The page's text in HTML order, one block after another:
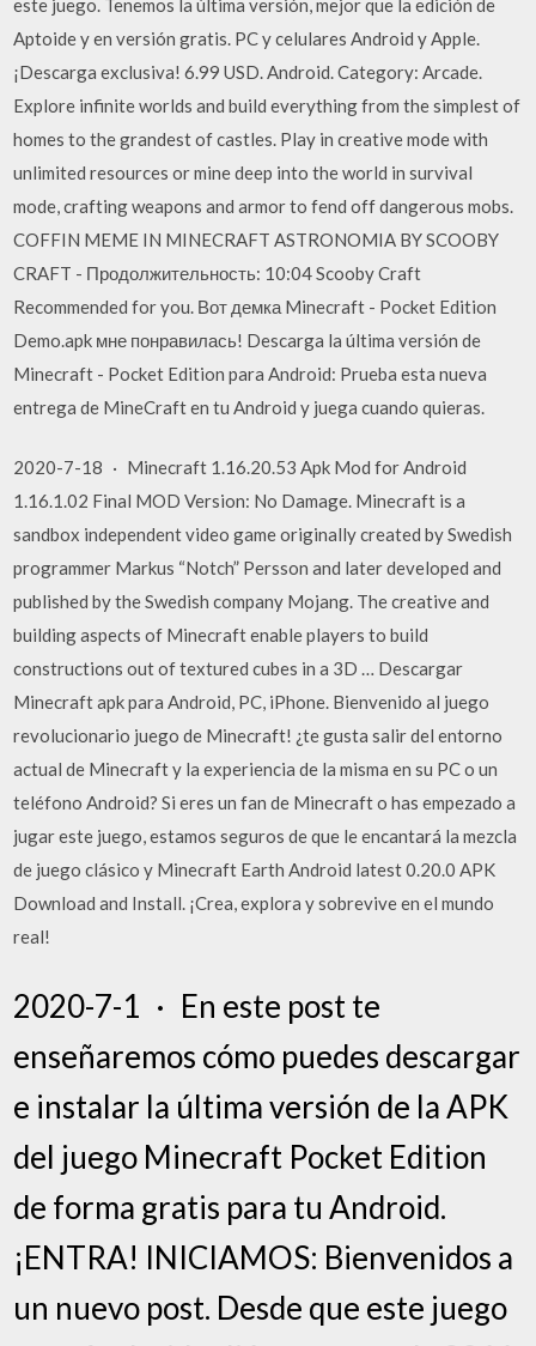
Aptoide y en versión gratis. PC y celulares Android y Apple.
¡Descarga exclusiva! 6.99 USD. Android. Category: Arcade.
Explore infinite worlds and build everything from the simplest of
homes to the grandest of castles. Play in creative mode with
unlimited resources or mine deep into the world in survival
mode, crafting weapons and armor to fend off dangerous mobs.
COFFIN MEME IN MINECRAFT ASTRONOMIA BY SCOOBY
CRAFT - Продолжительность: 10:04 Scooby Craft
Recommended for you. Вот демка Minecraft - Pocket Edition
Demo.apk мне понравилась! Descarga la última versión de
Minecraft - Pocket Edition para Android: Prueba esta nueva
entrega de MineCraft en tu Android y juega cuando quieras.
2020-7-18 · Minecraft 1.16.20.53 Apk Mod for Android
1.16.1.02 Final MOD Version: No Damage. Minecraft is a
sandbox independent video game originally created by Swedish
programmer Markus “Notch” Persson and later developed and
published by the Swedish company Mojang. The creative and
building aspects of Minecraft enable players to build
constructions out of textured cubes in a 3D … Descargar
Minecraft apk para Android, PC, iPhone. Bienvenido al juego
revolucionario juego de Minecraft! ¿te gusta salir del entorno
actual de Minecraft y la experiencia de la misma en su PC o un
teléfono Android? Si eres un fan de Minecraft o has empezado a
jugar este juego, estamos seguros de que le encantará la mezcla
de juego clásico y Minecraft Earth Android latest 0.20.0 APK
Download and Install. ¡Crea, explora y sobrevive en el mundo
real!
2020-7-1 · En este post te
enseñaremos cómo puedes descargar
e instalar la última versión de la APK
del juego Minecraft Pocket Edition
de forma gratis para tu Android.
¡ENTRA! INICIAMOS: Bienvenidos a
un nuevo post. Desde que este juego